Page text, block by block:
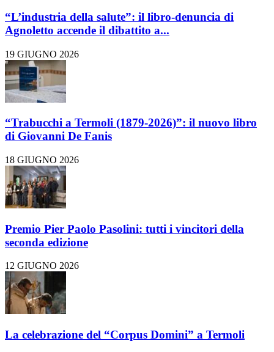
“L’industria della salute”: il libro-denuncia di
Agnoletto accende il dibattito a...
19 GIUGNO 2026
“Trabucchi a Termoli (1879-2026)”: il nuovo libro
di Giovanni De Fanis
18 GIUGNO 2026
Premio Pier Paolo Pasolini: tutti i vincitori della
seconda edizione
12 GIUGNO 2026
La celebrazione del “Corpus Domini” a Termoli